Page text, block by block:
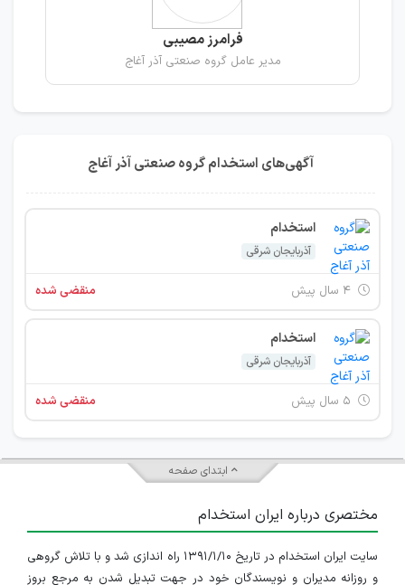
فرامرز مصیبی
مدیر عامل گروه صنعتی آذر آغاج
آگهی‌های استخدام گروه صنعتی آذر آغاج
استخدام
آذربایجان شرقی
منقضی شده
استخدام
آذربایجان شرقی
منقضی شده
ابتدای صفحه
مختصری درباره ایران استخدام
سایت ایران استخدام در تاریخ ۱۳۹۱/۱/۱۰ راه اندازی شد و با تلاش گروهی
و روزانه مدیران و نویسندگان خود در جهت تبدیل شدن به مرجع بروز